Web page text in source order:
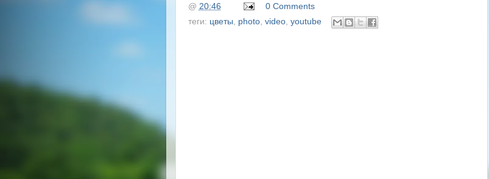
@ 20:46
0 Comments
теги: цветы, photo, video, youtube